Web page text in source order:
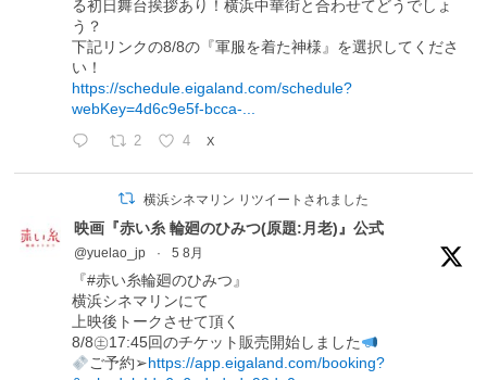
る初日舞台挨拶あり！横浜中華街と合わせてどうでしょ
う？
下記リンクの8/8の『軍服を着た神様』を選択してくださ
い！
https://schedule.eigaland.com/schedule?
webKey=4d6c9e5f-bcca-...
2 4 X
横浜シネマリン リツイートされました
映画『赤い糸 輪廻のひみつ(原題:月老)』公式
@yuelao_jp · 5 8月
『#赤い糸輪廻のひみつ』
横浜シネマリンにて
上映後トークさせて頂く
8/8㊏17:45回のチケット販売開始しました
ご予約➢https://app.eigaland.com/booking?